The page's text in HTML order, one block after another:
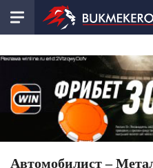
Автомобилист –